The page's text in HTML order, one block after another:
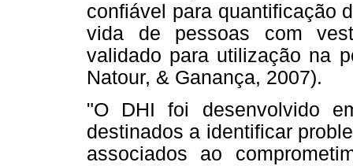
confiável para quantificação
vida de pessoas com
validado para utilização na
Natour, & Ganança, 2007).
"O DHI foi desenvolvido
destinados a identificar
associados ao